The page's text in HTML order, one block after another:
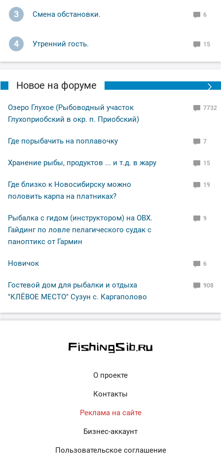
И всё равно остался доволен, поклёвками
насладился,рыбу поймал,закат был волшебный!
Ну а вам Друзья желаю НХНЧ и чтобы от рыболовного
С уважением Шнивовод!🤝
3 Смена обстановки. 6
4 Утренний гость. 15
Новое на форуме
Озеро Глухое (Рыбоводный участок
Глухоприобский в окр. п. Приобский)
7732
Где порыбачить на поплавочку 7
Хранение рыбы, продуктов ... и т.д. в жару 15
Где близко к Новосибирску можно
половить карпа на платниках?
19
Рыбалка с гидом (инструктором) на ОВХ.
Гайдинг по ловле пелагического судак с
паноптикс от Гармин
9
Новичок 6
Гостевой дом для рыбалки и отдыха
"КЛЁВОЕ МЕСТО" Сузун с. Каргаполово
908
О проекте
Контакты
Реклама на сайте
Бизнес-аккаунт
Пользовательское соглашение